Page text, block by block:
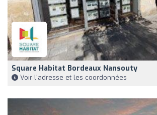
Square Habitat Bordeaux Nansouty
Voir l'adresse et les coordonnées